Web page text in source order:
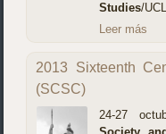
Studies/
Leer más
2013 Sixteenth
(SCSC)
24-27